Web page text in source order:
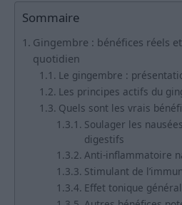
Sommaire
Gingembre : bénéfices réels
quotidien
Le gingembre :
Les principes actifs du
Quels sont les vrais
Soulager les
digestifs
Anti-inflammatoire
Stimulant de
Effet tonique général